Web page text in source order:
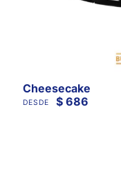
Cheesecake
DESDE $686